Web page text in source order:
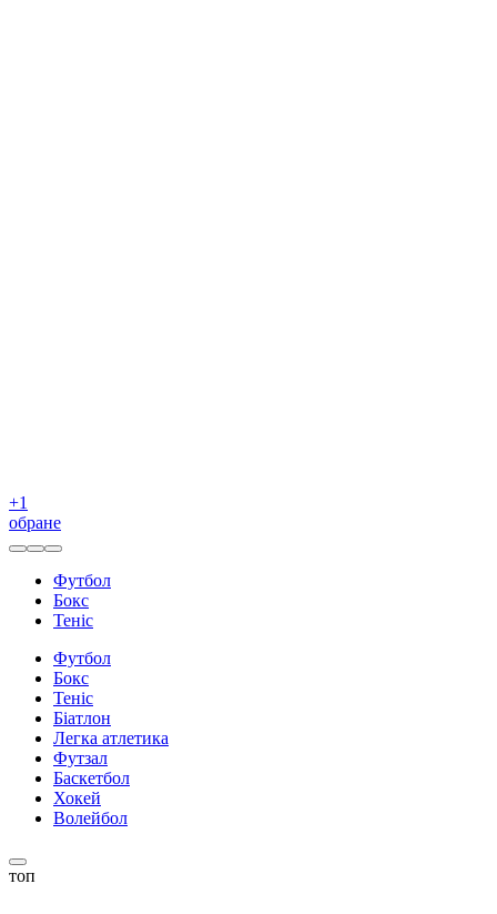
+1
обране
Футбол
Бокс
Теніс
Футбол
Бокс
Теніс
Біатлон
Легка атлетика
Футзал
Баскетбол
Хокей
Волейбол
топ